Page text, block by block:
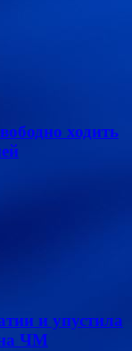
ходить
и упустила
на ЧМ